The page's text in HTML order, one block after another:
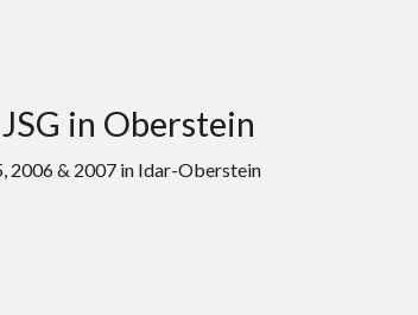
in Oberstein
2006 & 2007 in Idar-Oberstein